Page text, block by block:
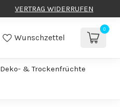
VERTRAG WIDERRUFEN
Wunschzettel
0
Deko- & Trockenfrüchte